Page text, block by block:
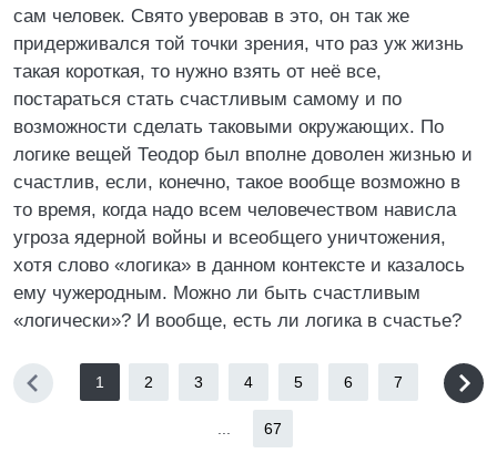
сам человек. Свято уверовав в это, он так же
придерживался той точки зрения, что раз уж жизнь
такая короткая, то нужно взять от неё все,
постараться стать счастливым самому и по
возможности сделать таковыми окружающих. По
логике вещей Теодор был вполне доволен жизнью и
счастлив, если, конечно, такое вообще возможно в
то время, когда надо всем человечеством нависла
угроза ядерной войны и всеобщего уничтожения,
хотя слово «логика» в данном контексте и казалось
ему чужеродным. Можно ли быть счастливым
«логически»? И вообще, есть ли логика в счастье?
1 2 3 4 5 6 7
67